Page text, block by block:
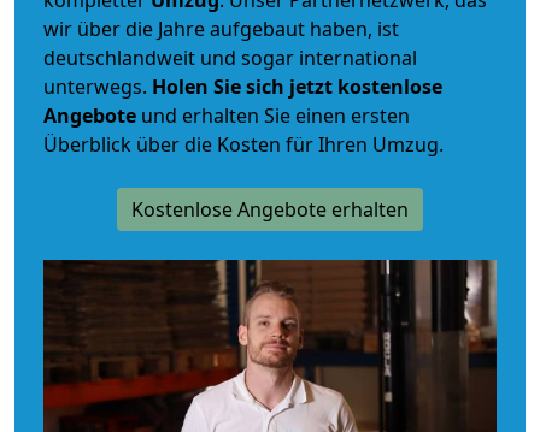
wir über die Jahre aufgebaut haben, ist
deutschlandweit und sogar international
unterwegs. Holen Sie sich jetzt kostenlose
Angebote und erhalten Sie einen ersten
Überblick über die Kosten für Ihren Umzug.
Kostenlose Angebote erhalten